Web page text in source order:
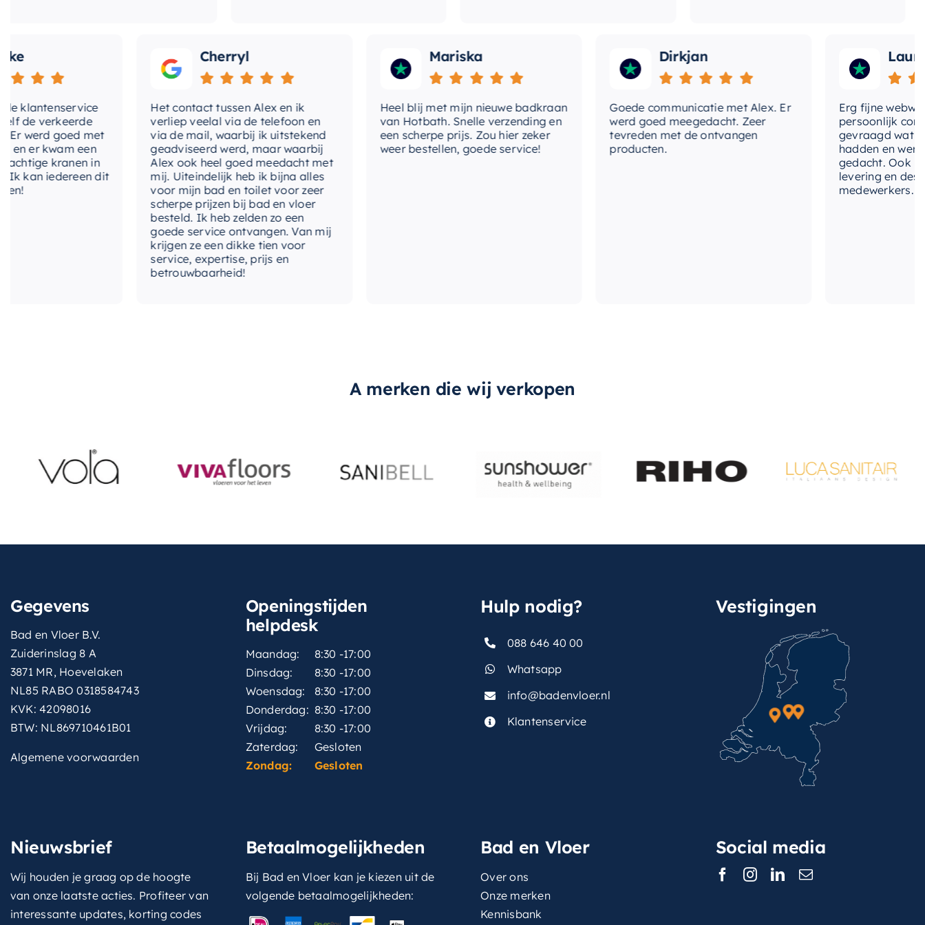
verkeerde
goed met
er kwam een
kranen in
iedereen dit
Cherryl
Het contact tussen Alex en ik
verliep veelal via de telefoon en
via de mail, waarbij ik uitstekend
geadviseerd werd, maar waarbij
Alex ook heel goed meedacht met
mij. Uiteindelijk heb ik bijna alles
voor mijn bad en toilet voor zeer
scherpe prijzen bij bad en vloer
besteld. Ik heb zelden zo een
goede service ontvangen. Van mij
krijgen ze een dikke tien voor
service, expertise, prijs en
betrouwbaarheid!
Mariska
Heel blij met mijn nieuwe badkraan
van Hotbath. Snelle verzending en
een scherpe prijs. Zou hier zeker
weer bestellen, goede service!
Dirkjan
Goede communicatie met Alex. Er
werd goed meegedacht. Zeer
tevreden met de ontvangen
producten.
Laura
Erg fijne
persoonlijk contact
gevraagd wat we
hadden en werd
gedacht. Ook in de
levering en
medewerkers. Wij
A merken die wij verkopen
Gegevens
Bad en Vloer B.V.
Zuiderinslag 8 A
3871 MR, Hoevelaken
NL85 RABO 0318584743
KVK: 42098016
BTW: NL869710461B01
Algemene voorwaarden
Openingstijden
helpdesk
Maandag:
8:30 -17:00
Dinsdag:
8:30 -17:00
Woensdag:
8:30 -17:00
Donderdag: 8:30 -17:00
Vrijdag:
8:30 -17:00
Zaterdag:
Gesloten
Zondag:
Gesloten
Hulp nodig?
088 646 40 00
Whatsapp
info@badenvloer.nl
Klantenservice
Vestigingen
Nieuwsbrief
Wij houden je graag op de hoogte
van onze laatste acties. Profiteer van
interessante updates, korting codes
Betaalmogelijkheden
Bij Bad en Vloer kan je kiezen uit de
volgende betaalmogelijkheden:
Bad en Vloer
Over ons
Onze merken
Kennisbank
Social media